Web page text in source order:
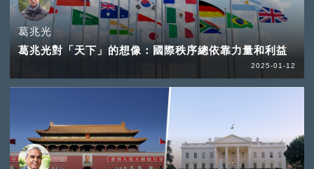
葛兆光
葛兆光對「天下」的想像：國際秩序總依靠力量和利益
2025-01-12